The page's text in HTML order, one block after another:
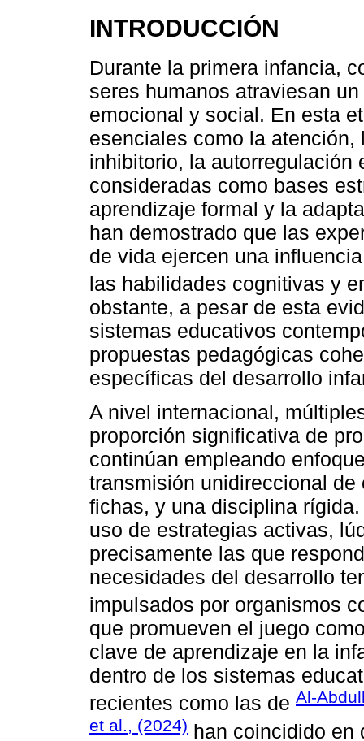
INTRODUCCIÓN
Durante la primera infancia,
seres humanos atraviesan
emocional y social. En esta
esenciales como la
inhibitorio, la
consideradas como bases
aprendizaje formal y la
han demostrado que las
de vida ejercen una
las habilidades cognitivas y
obstante, a pesar de esta
sistemas educativos
propuestas pedagógicas
específicas del desarrollo
A nivel internacional,
proporción significativa de
continúan empleando
transmisión unidireccional
fichas, y una disciplina
uso de estrategias activas,
precisamente las que
necesidades del desarrollo
impulsados por organismos
que promueven el juego
clave de aprendizaje en la
dentro de los sistemas
recientes como las de Al-
et al., (2024) han coincidido en